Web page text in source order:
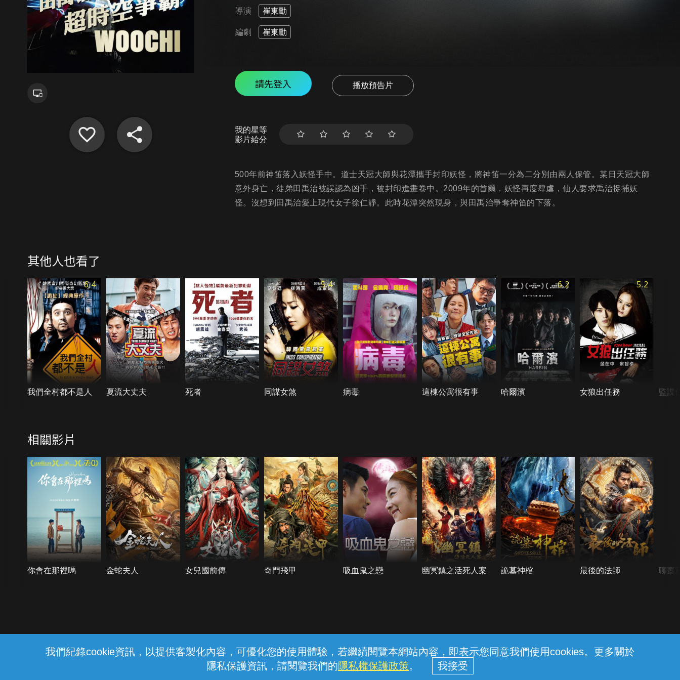
我們紀錄cookie資訊，以提供客製化內容，可優化您的使用體驗，若繼續閱覽本網站內容，即表示您同意我們使用cookies。更多關於
隱私保護資訊，請閱覽我們的隱私權保護政策。
導演 崔東勳
編劇 崔東勳
請先登入 播放預告片
我的星等
影片給分
500年前神笛落入妖怪手中。道士天冠大師與花潭攜手封印妖怪，將神笛一分為二分別由兩人保管。某日天冠大師
意外身亡，徒弟田禹治被誤認為凶手，被封印進畫卷中。2009年的首爾，妖怪再度肆虐，仙人要求禹治捉捕妖
怪。沒想到田禹治愛上現代女子徐仁靜。此時花潭突然現身，與田禹治爭奪神笛的下落。
其他人也看了
6.4
我們全村都不是人 夏流大丈夫 死者
5.4
同謀女煞 病毒 這棟公寓很有事
6.2
哈爾濱
5.2
女狼出任務 監諜
相關影片
7.0
你會在那裡嗎 金蛇夫人 女兒國前傳 奇門飛甲 吸血鬼之戀 幽冥鎮之活死人案 詭墓神棺 最後的法師 聊齋
線上客服 服務條款 隱私權保護
中華電信股份有限公司個人家庭分公司 (統一編號：96979949) © 2026